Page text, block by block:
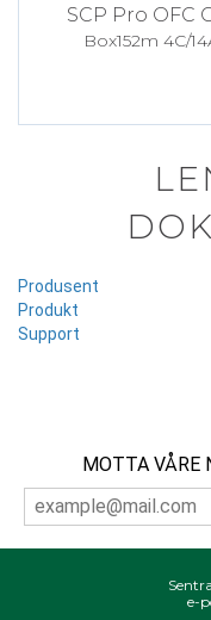
SCP Pro OFC
Box152m 4C/
Produsent
Produkt
Support
MOTTA VÅRE
e-